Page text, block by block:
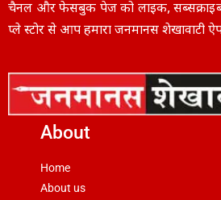
चैनल और फेसबुक पेज को लाइक,
प्ले स्टोर से आप हमारा जनमानस शेखावाटी
About
Home
About us